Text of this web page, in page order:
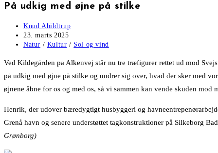
På udkig med øjne på stilke
Post
author:
Knud Abildtrup
Post
published:
23. marts 2025
Post
Natur / Kultur / Sol og vind
Ved Kildegården på Alkenvej står nu tre træfigurer rettet ud mod
på udkig med øjne på stilke og undrer sig over, hvad der sker med
øjnene åbne for os og med os, så vi sammen kan vende skuden
Henrik, der udover bæredygtigt husbyggeri og
Grenå havn og senere understøttet tagkonstruktioner på Silkeborg
Grønborg)